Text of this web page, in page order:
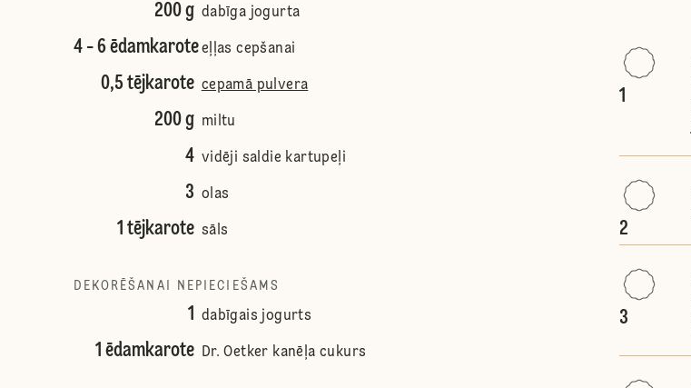
200 g dabīga jogurta
4 - 6 ēdamkarote eļļas cepšanai
0,5 tējkarote cepamā pulvera
200 g miltu
4 vidēji saldie kartupeļi
3 olas
1 tējkarote sāls
DEKORĒŠANAI NEPIECIEŠAMS
1 dabīgais jogurts
1 ēdamkarote Dr. Oetker kanēļa cukurs
1
2
3